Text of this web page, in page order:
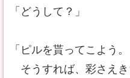
「どうして？」
「ピルを貰ってこよう。
そうすれば、彩さえ